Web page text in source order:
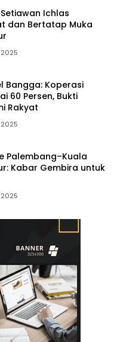
Ichlas
dan Bertatap Muka
Bangga: Koperasi
60 Persen, Bukti
Rakyat
Palembang–Kuala
Kabar Gembira untuk